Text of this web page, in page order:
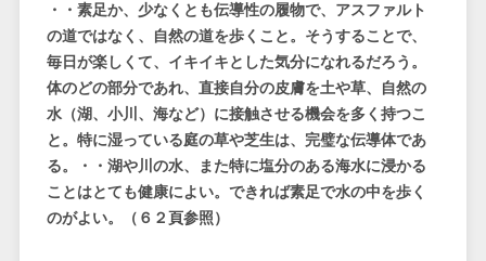
・・素足か、少なくとも伝導性の履物で、アスファルト
の道ではなく、自然の道を歩くこと。そうすることで、
毎日が楽しくて、イキイキとした気分になれるだろう。
体のどの部分であれ、直接自分の皮膚を土や草、自然の
水（湖、小川、海など）に接触させる機会を多く持つこ
と。特に湿っている庭の草や芝生は、完璧な伝導体であ
る。・・湖や川の水、また特に塩分のある海水に浸かる
ことはとても健康によい。できれば素足で水の中を歩く
のがよい。（６２頁参照）